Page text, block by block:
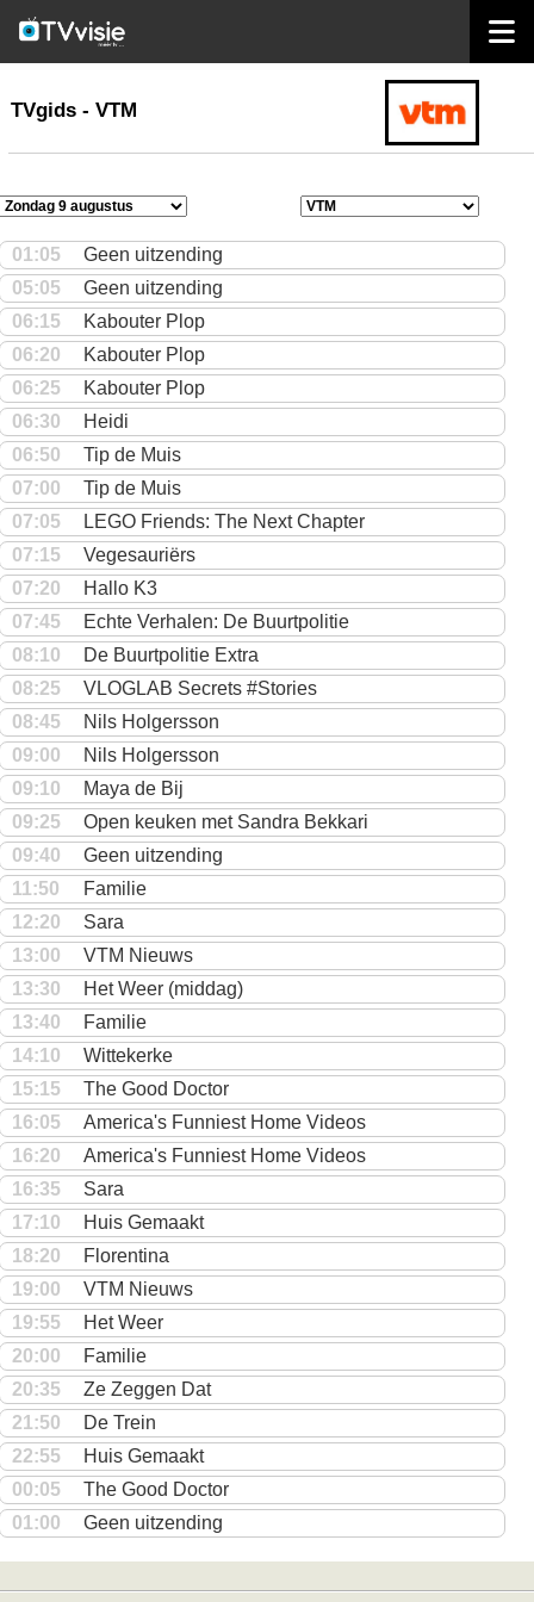
TVgids
TVgids - VTM
01:05
Geen uitzending
05:05
Geen uitzending
06:15
Kabouter Plop
06:20
Kabouter Plop
06:25
Kabouter Plop
06:30
Heidi
06:50
Tip de Muis
07:00
Tip de Muis
07:05
LEGO Friends: The Next Chapter
07:15
Vegesauriërs
07:20
Hallo K3
07:45
Echte Verhalen: De Buurtpolitie
08:10
De Buurtpolitie Extra
08:25
VLOGLAB Secrets #Stories
08:45
Nils Holgersson
09:00
Nils Holgersson
09:10
Maya de Bij
09:25
Open keuken met Sandra Bekkari
09:40
Geen uitzending
11:50
Familie
12:20
Sara
13:00
VTM Nieuws
13:30
Het Weer (middag)
13:40
Familie
14:10
Wittekerke
15:15
The Good Doctor
16:05
America's Funniest Home Videos
16:20
America's Funniest Home Videos
16:35
Sara
17:10
Huis Gemaakt
18:20
Florentina
19:00
VTM Nieuws
19:55
Het Weer
20:00
Familie
20:35
Ze Zeggen Dat
21:50
De Trein
22:55
Huis Gemaakt
00:05
The Good Doctor
01:00
Geen uitzending